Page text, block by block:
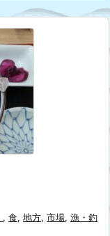
, 食, 地方, 市場, 漁・釣